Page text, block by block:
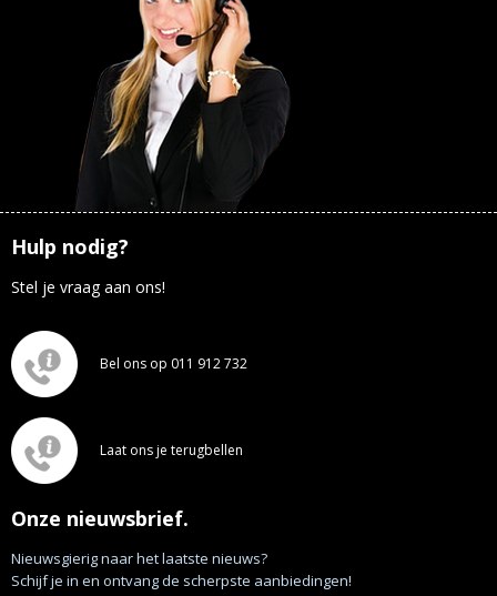
Hulp nodig?
Stel je vraag aan ons!
Bel ons op 011 912 732
Laat ons je terugbellen
Onze nieuwsbrief.
Nieuwsgierig naar het laatste nieuws?
Schijf je in en ontvang de scherpste aanbiedingen!